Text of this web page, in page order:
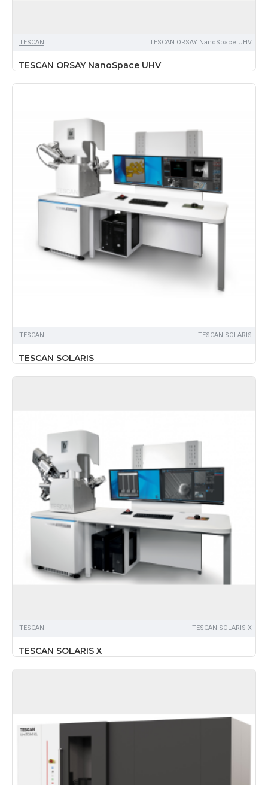
TЕSCAN TESCAN ORSAY NanoSpace UHV
TESCAN ORSAY NanoSpace UHV
TЕSCAN TESCAN SOLARIS
TESCAN SOLARIS
TЕSCAN TESCAN SOLARIS X
TESCAN SOLARIS X